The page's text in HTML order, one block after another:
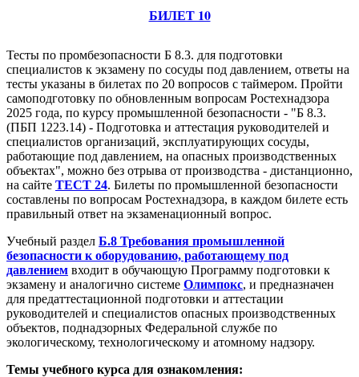
БИЛЕТ 10
Тесты по промбезопасности Б 8.3. для подготовки
специалистов к экзамену по сосуды под давлением, ответы на
тесты указаны в билетах по 20 вопросов с таймером. Пройти
самоподготовку по обновленным вопросам Ростехнадзора
2025 года, по курсу промышленной безопасности - "Б 8.3.
(ПБП 1223.14) - Подготовка и аттестация руководителей и
специалистов организаций, эксплуатирующих сосуды,
работающие под давлением, на опасных производственных
объектах", можно без отрыва от производства - дистанционно,
на сайте ТЕСТ 24. Билеты по промышленной безопасности
составлены по вопросам Ростехнадзора, в каждом билете есть
правильный ответ на экзаменационный вопрос.
Учебный раздел Б.8 Требования промышленной
безопасности к оборудованию, работающему под
давлением входит в обучающую Программу подготовки к
экзамену и аналогично системе Олимпокс, и предназначен
для предаттестационной подготовки и аттестации
руководителей и специалистов опасных производственных
объектов, поднадзорных Федеральной службе по
экологическому, технологическому и атомному надзору.
Темы учебного курса для ознакомления: